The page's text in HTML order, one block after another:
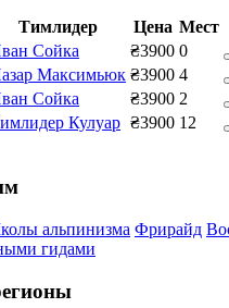
Тимлидер Цена Мест
Сойка ₴3900 0
Максимьюк ₴3900 4
Сойка ₴3900 2
Кулуар ₴3900 12
альпинизма Фрирайд
гидами